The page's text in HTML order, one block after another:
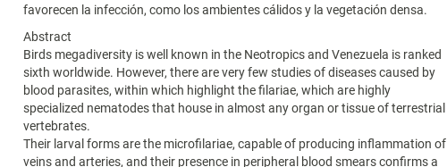
favorecen la infección, como los ambientes cálidos y la vegetación densa.
Abstract
Birds megadiversity is well known in the Neotropics and Venezuela is ranked
sixth worldwide. However, there are very few studies of diseases caused by
blood parasites, within which highlight the filariae, which are highly
specialized nematodes that house in almost any organ or tissue of terrestrial
vertebrates.
Their larval forms are the microfilariae, capable of producing inflammation of
veins and arteries, and their presence in peripheral blood smears confirms a